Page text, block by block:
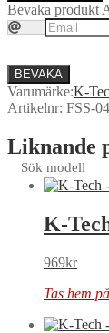
Bevaka produkt
BEVAKA
Varumärke:K-
Artikelnr: FSS-
Liknande
K-
969kr
Tas hem
Sök modell